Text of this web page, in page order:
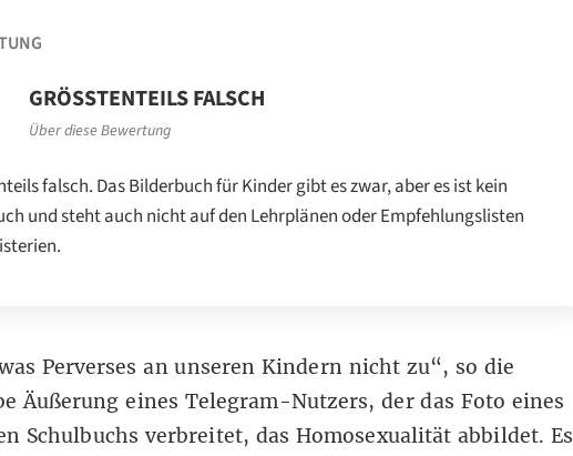
GRÖSSTENTEILS FALSCH
Über diese Bewertung
falsch. Das Bilderbuch für Kinder gibt es zwar, aber es ist kein
und steht auch nicht auf den Lehrplänen oder Empfehlungslisten
Perverses an unseren Kindern nicht zu“, so die
Äußerung eines Telegram-Nutzers, der das Foto eines
Schulbuchs verbreitet, das Homosexualität abbildet. Es